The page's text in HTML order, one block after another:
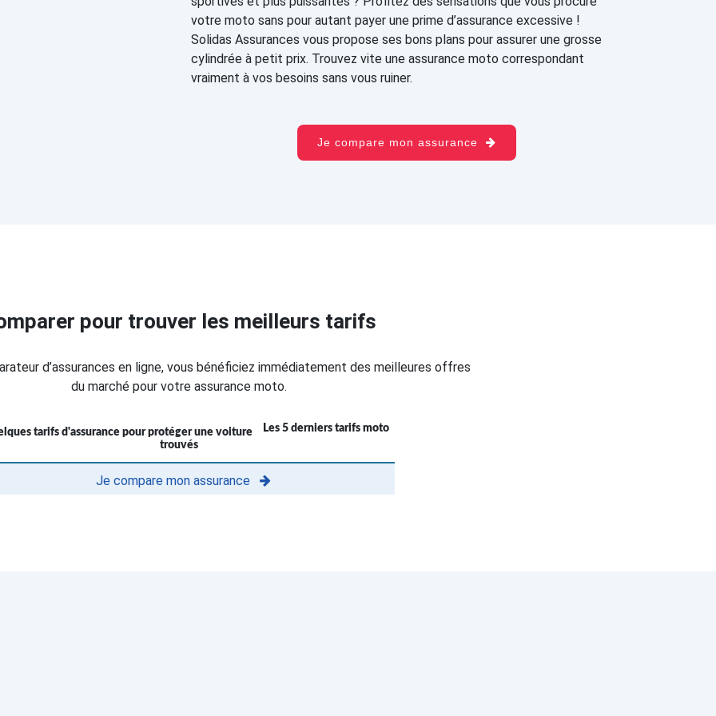
votre moto sans pour autant payer une prime d’assurance excessive !
Solidas Assurances vous propose ses bons plans pour assurer une grosse
cylindrée à petit prix. Trouvez vite une assurance moto correspondant
vraiment à vos besoins sans vous ruiner.
Je compare mon assurance
pour trouver les meilleurs tarifs
d’assurances en ligne, vous bénéficiez immédiatement des meilleures offres
du marché pour votre assurance moto.
Les 5 derniers tarifs moto
trouvés
Je compare mon assurance